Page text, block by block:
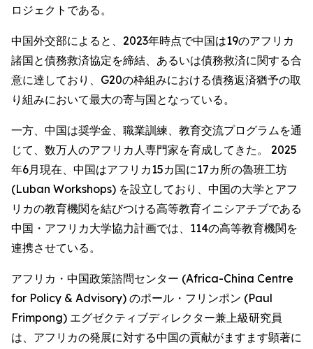
ロジェクトである。
中国外交部によると、2023年時点で中国は19のアフリカ
諸国と債務救済協定を締結、あるいは債務救済に関する合
意に達しており、G20の枠組みにおける債務返済猶予の取
り組みにおいて最大の寄与国となっている。
一方、中国は奨学金、職業訓練、教育交流プログラムを通
じて、数万人のアフリカ人専門家を育成してきた。 2025
年6月現在、中国はアフリカ15カ国に17カ所の魯班工坊
(Luban Workshops) を設立しており、中国の大学とアフ
リカの教育機関を結びつける高等教育イニシアチブである
中国・アフリカ大学協力計画では、114の高等教育機関を
連携させている。
アフリカ・中国政策諮問センター (Africa-China Centre
for Policy & Advisory) のポール・フリンポン (Paul
Frimpong) エグゼクティブディレクター兼上級研究員
は、アフリカの発展に対する中国の貢献がますます顕著に